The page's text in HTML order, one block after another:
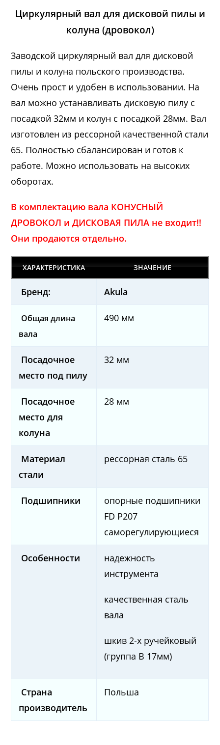
Циркулярный вал для дисковой пилы и
колуна (дровокол)
Заводской циркулярный вал для дисковой
пилы и колуна польского производства.
Очень прост и удобен в использовании. На
вал можно устанавливать дисковую пилу с
посадкой 32мм и колун с посадкой 28мм. Вал
изготовлен из рессорной качественной стали
65. Полностью сбалансирован и готов к
работе. Можно использовать на высоких
оборотах.
В комплектацию вала КОНУСНЫЙ
ДРОВОКОЛ и ДИСКОВАЯ ПИЛА не входит!!
Они продаются отдельно.
ХАРАКТЕРИСТИКА ЗНАЧЕНИЕ
Бренд: Akula
Общая длина
вала
490 мм
Посадочное
место под пилу
32 мм
Посадочное
место для
колуна
28 мм
Материал
стали
рессорная сталь 65
Подшипники
опорные подшипники
FD P207
саморегулирующиеся
Особенности
надежность
инструмента
качественная сталь
вала
шкив 2-х ручейковый
(группа B 17мм)
Страна
производитель
Польша